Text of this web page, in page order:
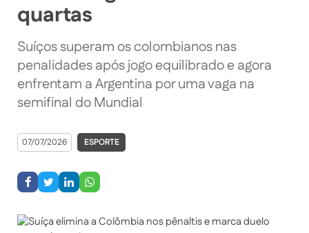
quartas
Suíços superam os colombianos nas
penalidades após jogo equilibrado e agora
enfrentam a Argentina por uma vaga na
semifinal do Mundial
07/07/2026 ESPORTE